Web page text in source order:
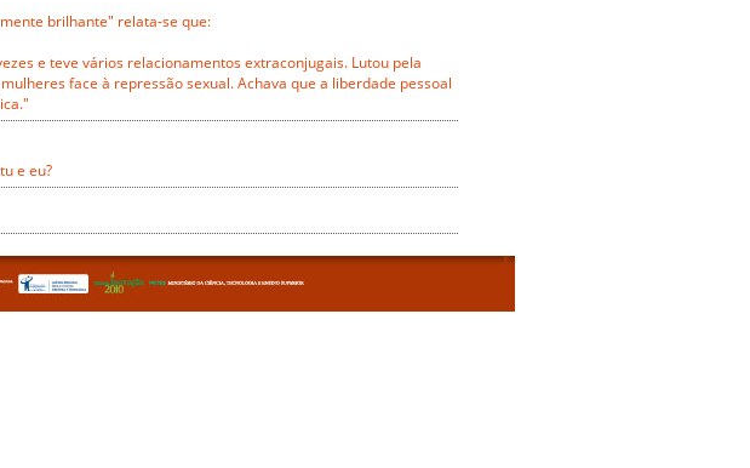
brilhante" relata-se que:
e teve vários relacionamentos extraconjugais. Lutou pela
face à repressão sexual. Achava que a liberdade pessoal
e eu?